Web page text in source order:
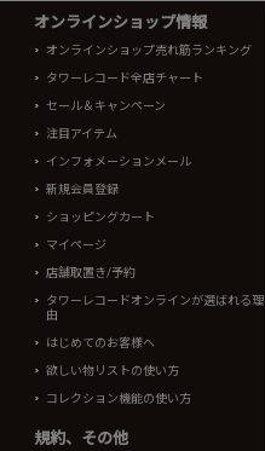
オンラインショップ情報
オンラインショップ売れ筋ランキング
タワーレコード全店チャート
セール＆キャンペーン
注目アイテム
インフォメーションメール
新規会員登録
ショッピングカート
マイページ
店舗取置き/予約
タワーレコードオンラインが選ばれる理
由
はじめてのお客様へ
欲しい物リストの使い方
コレクション機能の使い方
規約、その他